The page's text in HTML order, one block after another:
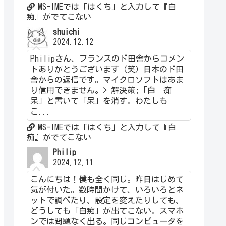
MS-IMEでは「はくち」と入力して『白
痴』がでてこない
shuichi
2024.12.12
Philipさん、フランスのド田舎からコメン
トありがとうございます（笑）日本のド田
舎からの返信です。マイクロソフトはあま
り信用できません。> 解決策;「白 痴
呆」と書いて「呆」を消す。わたしも
こ...
MS-IMEでは「はくち」と入力して『白
痴』がでてこない
Philip
2024.12.11
こんにちは！僕も全く同じ。昨日はじめて
気が付いた。数時間かけて、いろいろとネ
ットで調べたり、設定を変えたりしても、
どうしても「白痴」が出てこない。スマホ
ンでは問題なく出る。同じコンピュータを